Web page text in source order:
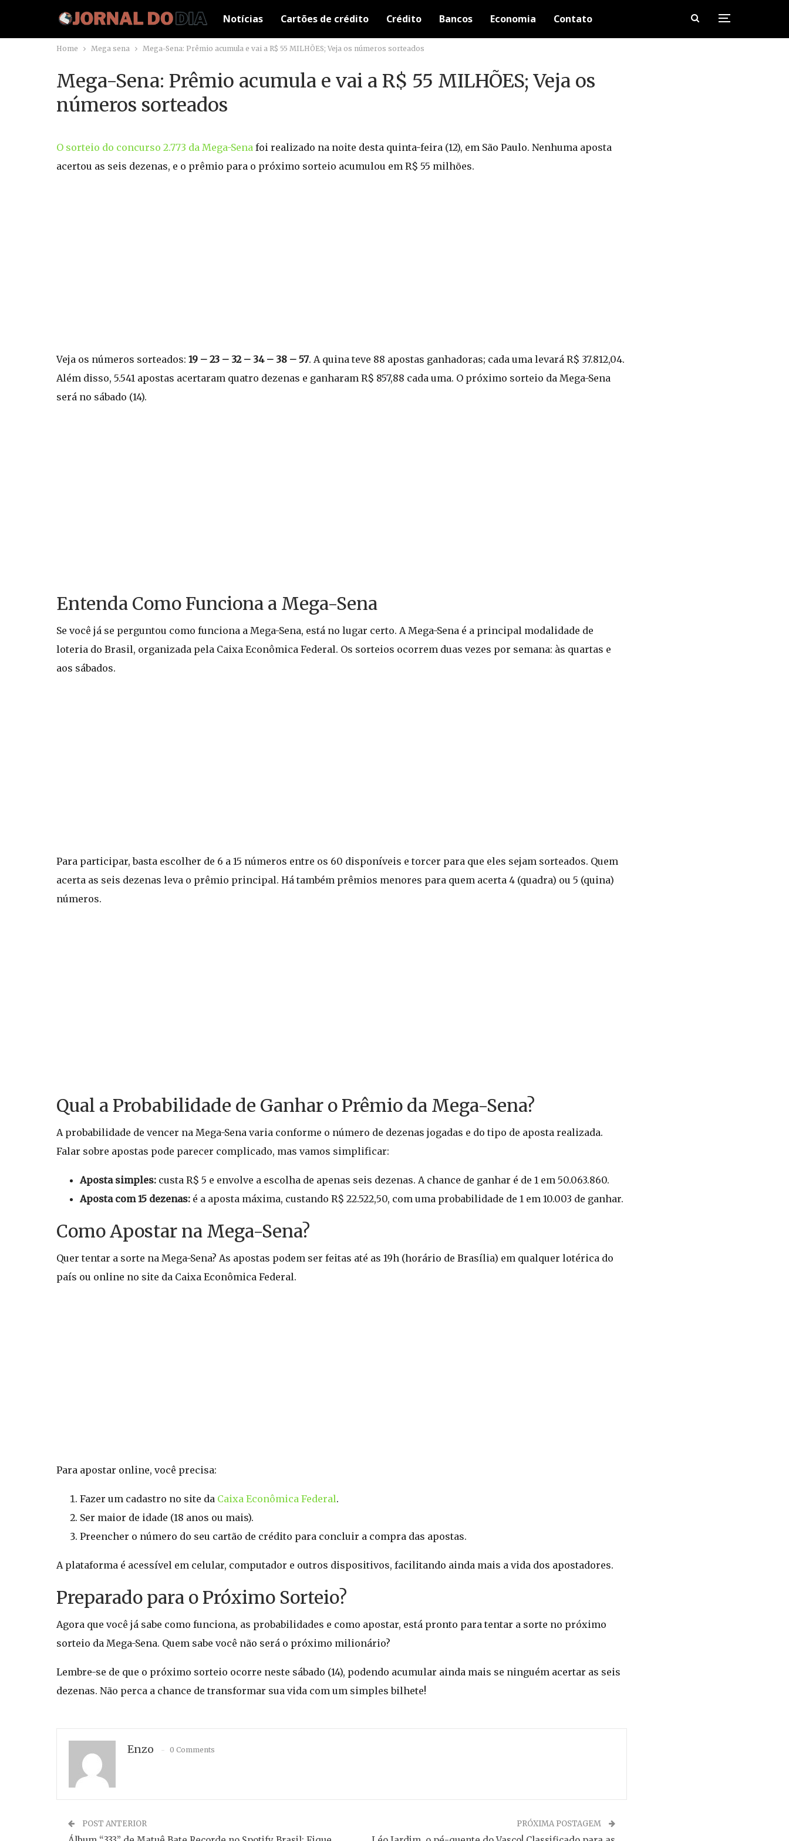
Notícias Cartões de crédito Crédito Bancos Economia Contato
Home Mega sena Mega-Sena: Prêmio acumula e vai a R$ 55 MILHÕES; Veja os números sorteados
Mega-Sena: Prêmio acumula e vai a R$ 55 MILHÕES; Veja os
números sorteados
O sorteio do concurso 2.773 da Mega-Sena foi realizado na noite desta quinta-feira (12), em São Paulo. Nenhuma aposta
acertou as seis dezenas, e o prêmio para o próximo sorteio acumulou em R$ 55 milhões.
Veja os números sorteados: 19 – 23 – 32 – 34 – 38 – 57. A quina teve 88 apostas ganhadoras; cada uma levará R$ 37.812,04.
Além disso, 5.541 apostas acertaram quatro dezenas e ganharam R$ 857,88 cada uma. O próximo sorteio da Mega-Sena
será no sábado (14).
Entenda Como Funciona a Mega-Sena
Se você já se perguntou como funciona a Mega-Sena, está no lugar certo. A Mega-Sena é a principal modalidade de
loteria do Brasil, organizada pela Caixa Econômica Federal. Os sorteios ocorrem duas vezes por semana: às quartas e
aos sábados.
Para participar, basta escolher de 6 a 15 números entre os 60 disponíveis e torcer para que eles sejam sorteados. Quem
acerta as seis dezenas leva o prêmio principal. Há também prêmios menores para quem acerta 4 (quadra) ou 5 (quina)
números.
Qual a Probabilidade de Ganhar o Prêmio da Mega-Sena?
A probabilidade de vencer na Mega-Sena varia conforme o número de dezenas jogadas e do tipo de aposta realizada.
Falar sobre apostas pode parecer complicado, mas vamos simplificar:
Aposta simples: custa R$ 5 e envolve a escolha de apenas seis dezenas. A chance de ganhar é de 1 em 50.063.860.
Aposta com 15 dezenas: é a aposta máxima, custando R$ 22.522,50, com uma probabilidade de 1 em 10.003 de ganhar.
Como Apostar na Mega-Sena?
Quer tentar a sorte na Mega-Sena? As apostas podem ser feitas até as 19h (horário de Brasília) em qualquer lotérica do
país ou online no site da Caixa Econômica Federal.
Para apostar online, você precisa:
Fazer um cadastro no site da Caixa Econômica Federal.
Ser maior de idade (18 anos ou mais).
Preencher o número do seu cartão de crédito para concluir a compra das apostas.
A plataforma é acessível em celular, computador e outros dispositivos, facilitando ainda mais a vida dos apostadores.
Preparado para o Próximo Sorteio?
Agora que você já sabe como funciona, as probabilidades e como apostar, está pronto para tentar a sorte no próximo
sorteio da Mega-Sena. Quem sabe você não será o próximo milionário?
Lembre-se de que o próximo sorteio ocorre neste sábado (14), podendo acumular ainda mais se ninguém acertar as seis
dezenas. Não perca a chance de transformar sua vida com um simples bilhete!
Enzo 0 Comments
POST ANTERIOR PRÓXIMA POSTAGEM